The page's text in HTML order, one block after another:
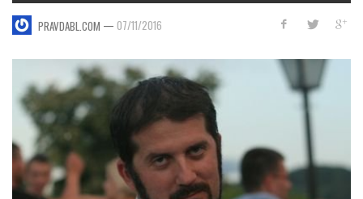
PRAVDABL.COM — 07/11/2016